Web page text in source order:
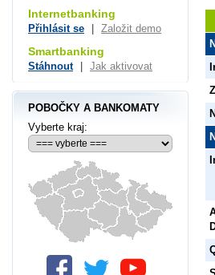
Internetbanking
Přihlásit se Založit demo
Smartbanking
Stáhnout Jak aktivovat
POBOČKY A BANKOMATY
Vyberte kraj: